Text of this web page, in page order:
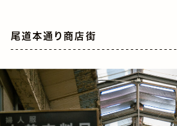
尾道本通り商店街